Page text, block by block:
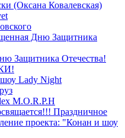
(Оксана Ковалевская)
Дню Защитника
Защитника Отечества!
шоу Lady Night
M.O.R.P.H
Праздничное
проекта: "Конан и шоу